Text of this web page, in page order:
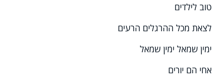
טוב לילדים
לצאת מכל ההרגלים הרעים
ימין שמאל ימין שמאל
אחי הם יורים